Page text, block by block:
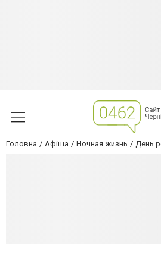
Головна Афіша Ночная жизнь День